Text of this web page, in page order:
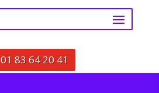
01 83 64 20 41